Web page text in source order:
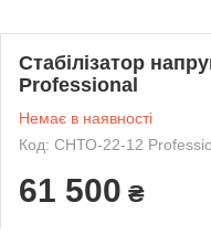
Стабілізатор
Professional
Немає в наявності
Код: СНТО-22-12
61 500 ₴